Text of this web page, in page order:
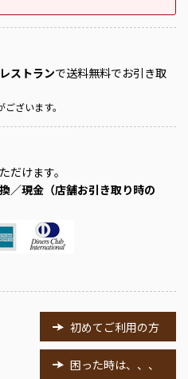
ストランで送料無料でお引き取
ざいます。
だけます。
／現金（店舗お引き取り時の
初めてご利用の方
困った時は、、、